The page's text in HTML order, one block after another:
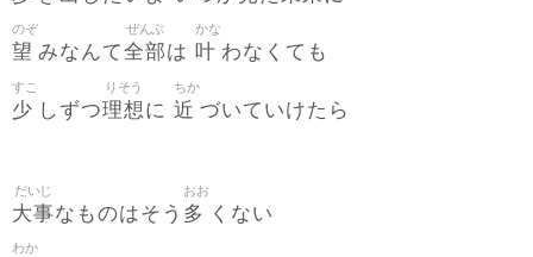
望
のぞ
みなんて全部
ぜんぶ
は 叶
かな
わなくても
少
すこ
しずつ理想
りそう
に 近
ちか
づいていけたら
大事
だいじ
なものはそう 多
おお
くない
わか